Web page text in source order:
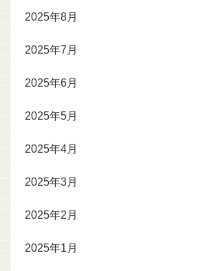
2025年8月
2025年7月
2025年6月
2025年5月
2025年4月
2025年3月
2025年2月
2025年1月